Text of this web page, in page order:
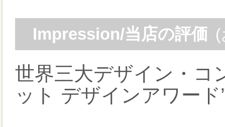
Impression/当店の評価
世界三大デザイン・コ
ット デザインアワード